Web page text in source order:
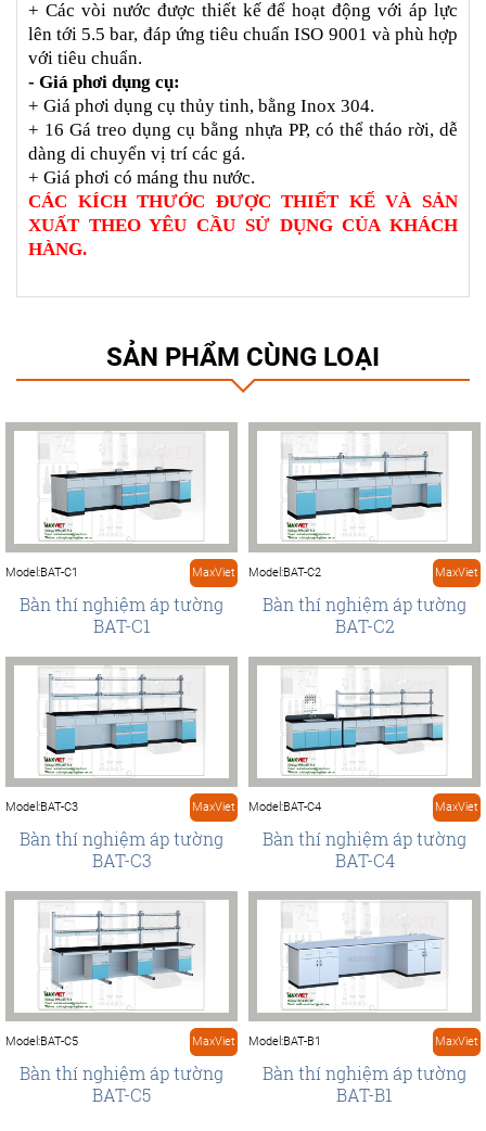
+ Các vòi nước được thiết kế để hoạt động với áp lực
lên tới 5.5 bar, đáp ứng tiêu chuẩn ISO 9001 và phù hợp
với tiêu chuẩn.
- Giá phơi dụng cụ:
+ Giá phơi dụng cụ thủy tinh, bằng Inox 304.
+ 16 Gá treo dụng cụ bằng nhựa PP, có thể tháo rời, dễ
dàng di chuyển vị trí các gá.
+ Giá phơi có máng thu nước.
CÁC KÍCH THƯỚC ĐƯỢC THIẾT KẾ VÀ SẢN
XUẤT THEO YÊU CẦU SỬ DỤNG CỦA KHÁCH
HÀNG.
SẢN PHẨM CÙNG LOẠI
Model:BAT-C1 MaxViet
Bàn thí nghiệm áp tường
BAT-C1
Model:BAT-C2 MaxViet
Bàn thí nghiệm áp tường
BAT-C2
Model:BAT-C3 MaxViet
Bàn thí nghiệm áp tường
BAT-C3
Model:BAT-C4 MaxViet
Bàn thí nghiệm áp tường
BAT-C4
Model:BAT-C5 MaxViet
Bàn thí nghiệm áp tường
BAT-C5
Model:BAT-B1 MaxViet
Bàn thí nghiệm áp tường
BAT-B1